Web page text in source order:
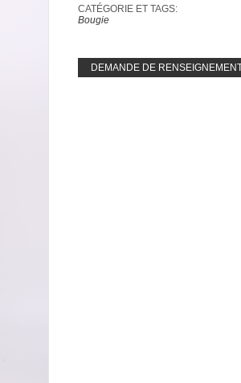
CATÉGORIE ET ​​TAGS:
Bougie
DEMANDE DE